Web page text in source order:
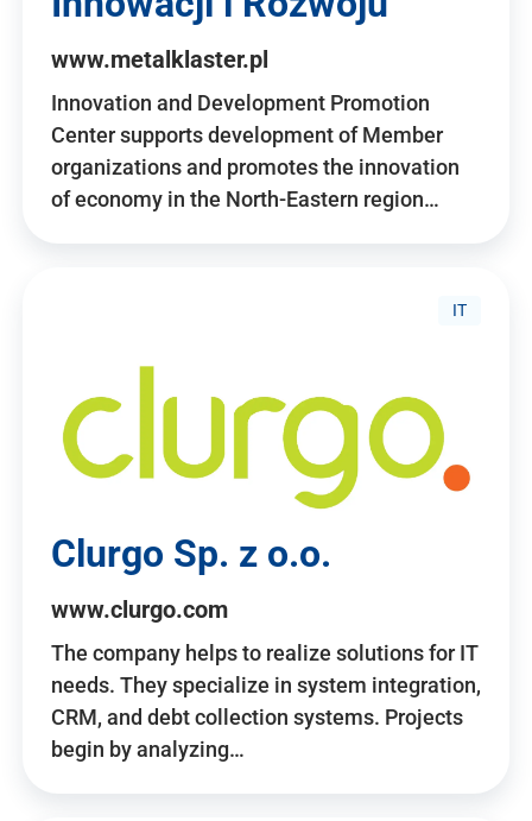
www.metalklaster.pl
Innovation and Development Promotion
Center supports development of Member
organizations and promotes the innovation
of economy in the North-Eastern region…
IT
Clurgo Sp. z o.o.
www.clurgo.com
The company helps to realize solutions for IT
needs. They specialize in system integration,
CRM, and debt collection systems. Projects
begin by analyzing…